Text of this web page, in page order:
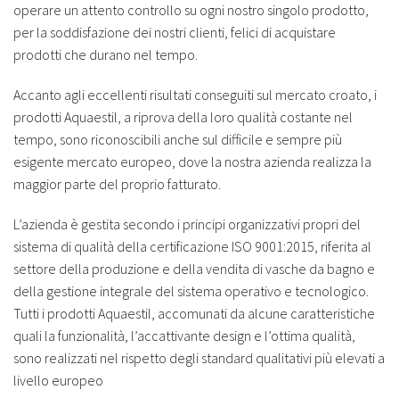
operare un attento controllo su ogni nostro singolo prodotto,
per la soddisfazione dei nostri clienti, felici di acquistare
prodotti che durano nel tempo.
Accanto agli eccellenti risultati conseguiti sul mercato croato, i
prodotti Aquaestil, a riprova della loro qualità costante nel
tempo, sono riconoscibili anche sul difficile e sempre più
esigente mercato europeo, dove la nostra azienda realizza la
maggior parte del proprio fatturato.
L’azienda è gestita secondo i principi organizzativi propri del
sistema di qualità della certificazione ISO 9001:2015, riferita al
settore della produzione e della vendita di vasche da bagno e
della gestione integrale del sistema operativo e tecnologico.
Tutti i prodotti Aquaestil, accomunati da alcune caratteristiche
quali la funzionalità, l’accattivante design e l’ottima qualità,
sono realizzati nel rispetto degli standard qualitativi più elevati a
livello europeo